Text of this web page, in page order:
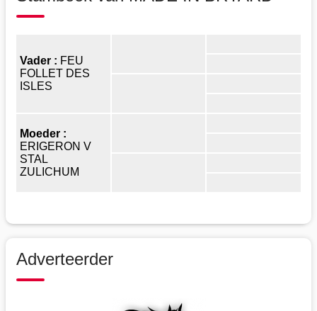
Vader : FEU
FOLLET DES
ISLES
Moeder :
ERIGERON V
STAL
ZULICHUM
Adverteerder